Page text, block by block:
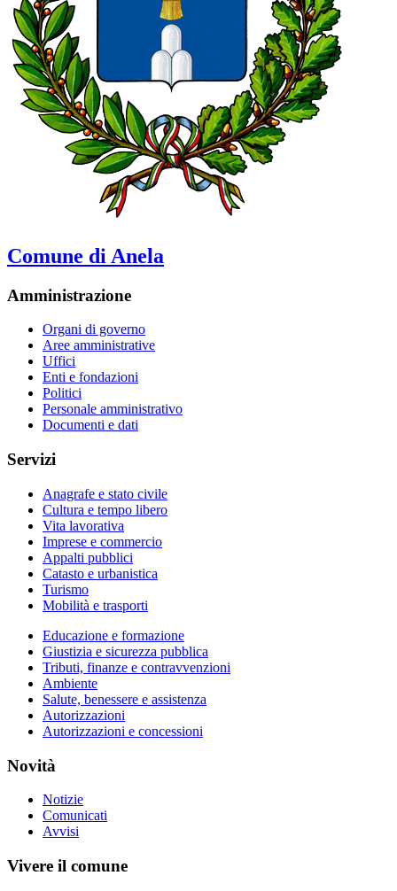
Comune di Anela
Amministrazione
Organi di governo
Aree amministrative
Uffici
Enti e fondazioni
Politici
Personale amministrativo
Documenti e dati
Servizi
Anagrafe e stato civile
Cultura e tempo libero
Vita lavorativa
Imprese e commercio
Appalti pubblici
Catasto e urbanistica
Turismo
Mobilità e trasporti
Educazione e formazione
Giustizia e sicurezza pubblica
Tributi, finanze e contravvenzioni
Ambiente
Salute, benessere e assistenza
Autorizzazioni
Autorizzazioni e concessioni
Novità
Notizie
Comunicati
Avvisi
Vivere il comune